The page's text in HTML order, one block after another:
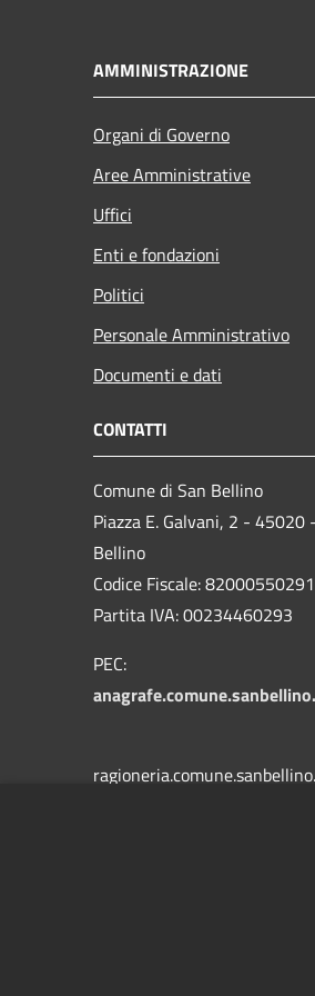
AMMINISTRAZIONE
Organi di Governo
Aree Amministrative
Uffici
Enti e fondazioni
Politici
Personale Amministrativo
Documenti e dati
CONTATTI
Comune di San Bellino
Piazza E. Galvani, 2 - 45020
Bellino
Codice Fiscale: 82000550291
Partita IVA: 00234460293
PEC: